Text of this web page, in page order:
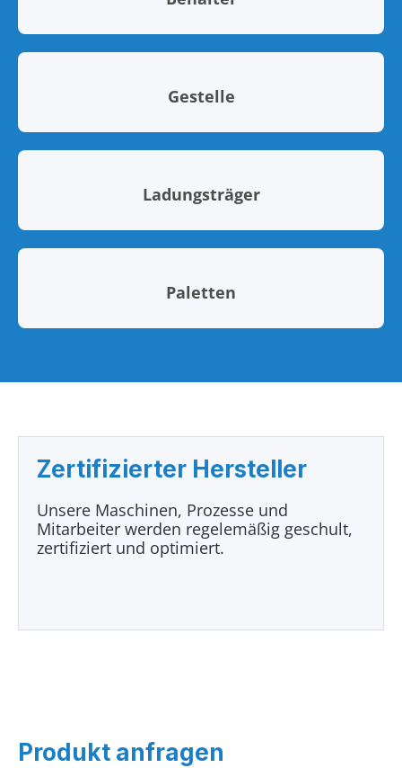
Gestelle
Ladungsträger
Paletten
Zertifizierter Hersteller
Unsere Maschinen, Prozesse und
Mitarbeiter werden regelemäßig geschult,
zertifiziert und optimiert.
Produkt anfragen